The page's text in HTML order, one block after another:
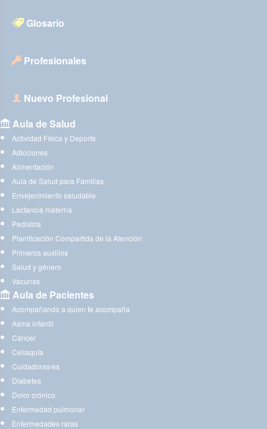
Glosario
Profesionales
Nuevo Profesional
Aula de Salud
Actividad Física y Deporte
Adicciones
Alimentación
Aula de Salud para Familias
Envejecimiento saludable
Lactancia materna
Pediatría
Planificación Compartida de la Atención
Primeros auxilios
Salud y género
Vacunas
Aula de Pacientes
Acompañando a quien te acompaña
Asma infantil
Cáncer
Celiaquía
Cuidadoras/es
Diabetes
Dolor crónico
Enfermedad pulmonar
Enfermedades raras